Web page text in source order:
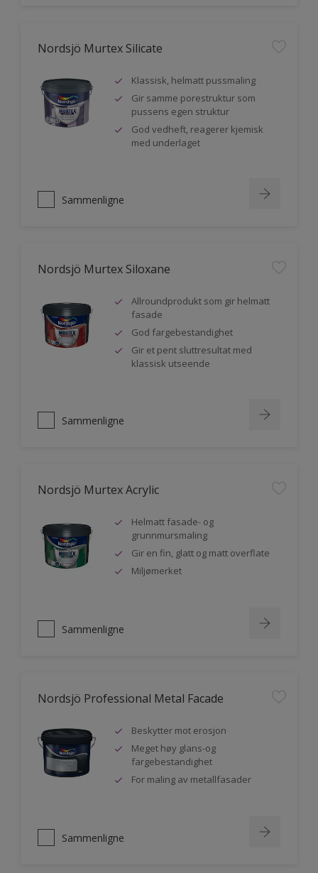
Nordsjö Murtex Silicate
Klassisk, helmatt pussmaling
Gir samme porestruktur som
pussens egen struktur
God vedheft, reagerer kjemisk
med underlaget
Sammenligne
Nordsjö Murtex Siloxane
Allroundprodukt som gir helmatt
fasade
God fargebestandighet
Gir et pent sluttresultat med
klassisk utseende
Sammenligne
Nordsjö Murtex Acrylic
Helmatt fasade- og
grunnmursmaling
Gir en fin, glatt og matt overflate
Miljømerket
Sammenligne
Nordsjö Professional Metal Facade
Beskytter mot erosjon
Meget høy glans-og
fargebestandighet
For maling av metallfasader
Sammenligne